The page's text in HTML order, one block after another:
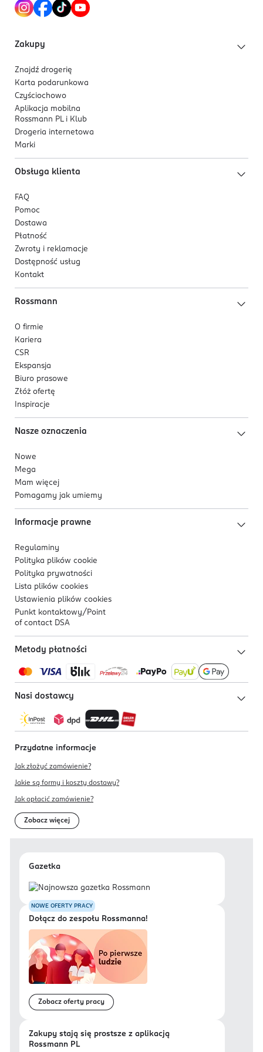
Kod EAN
8 809598 455290
Zakupy
Znajdź drogerię
Karta podarunkowa
Czyściochowo
Aplikacja mobilna
Rossmann PL i Klub
Drogeria internetowa
Marki
Obsługa klienta
FAQ
Pomoc
Dostawa
Płatność
Zwroty i reklamacje
Dostępność usług
Kontakt
Rossmann
O firmie
Kariera
CSR
Ekspansja
Biuro prasowe
Złóż ofertę
Inspiracje
Nasze oznaczenia
Nowe
Mega
Mam więcej
Pomagamy jak umiemy
Informacje prawne
Regulaminy
Polityka plików cookie
Polityka prywatności
Lista plików cookies
Ustawienia plików cookies
Punkt kontaktowy/ Point
of contact DSA
Metody płatności
Nasi dostawcy
Przydatne informacje
Jak złożyć zamówienie?
Jakie są formy i koszty dostawy?
Jak opłacić zamówienie?
Zobacz więcej
Gazetka
NOWE OFERTY PRACY
Dołącz do zespołu Rossmanna!
Zobacz oferty pracy
Zakupy stają się prostsze z aplikacją
Rossmann PL